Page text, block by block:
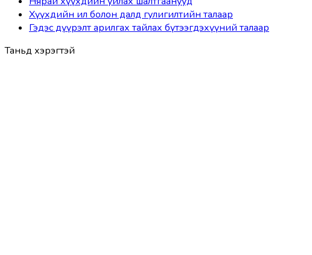
Хүүхдийн ил болон далд гулигилтийн талаар
Гэдэс дүүрэлт арилгах тайлах бүтээгдэхүүний талаар
Таньд хэрэгтэй